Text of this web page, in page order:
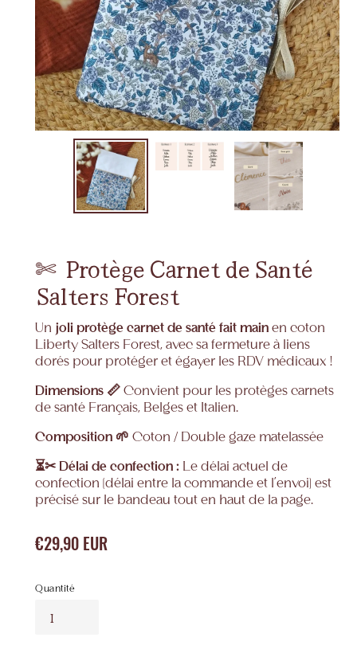
✄‎ ‎ Protège Carnet de Santé
Salters Forest
Un joli protège carnet de santé fait main en coton
Liberty Salters Forest, avec sa fermeture à liens
dorés pour protéger et égayer les RDV médicaux !
Dimensions 📏 Convient pour les protèges carnets
de santé Français, Belges et Italien.
Composition 🌱 Coton / Double gaze matelassée
⏳✂ Délai de confection : Le délai actuel de
confection (délai entre la commande et l'envoi) est
précisé sur le bandeau tout en haut de la page.
Prix
€29,90 EUR
Quantité